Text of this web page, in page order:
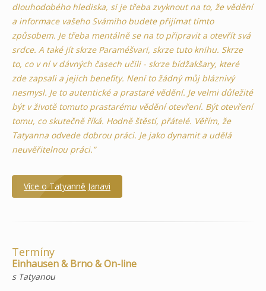
dlouhodobého hlediska, si je třeba zvyknout na to, že vědění
a informace vašeho Svámiho budete přijímat tímto
způsobem. Je třeba mentálně se na to připravit a otevřít svá
srdce. A také jít skrze Paraméšvari, skrze tuto knihu. Skrze
to, co v ní v dávných časech učili - skrze bídžakšary, které
zde zapsali a jejich benefity. Není to žádný můj bláznivý
nesmysl. Je to autentické a prastaré vědění. Je velmi důležité
být v životě tomuto prastarému vědění otevření. Být otevření
tomu, co skutečně říká. Hodně štěstí, přátelé. Věřím, že
Tatyanna odvede dobrou práci. Je jako dynamit a udělá
neuvěřitelnou práci.”
Více o Tatyanně Janavi
Termíny
Einhausen & Brno & On-line
s Tatyanou